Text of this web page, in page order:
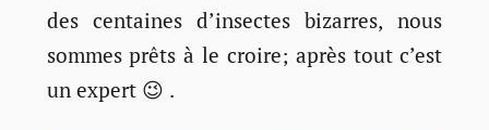
des centaines d’insectes bizarres, nous
sommes prêts à le croire; après tout c’est
un expert 😉 .